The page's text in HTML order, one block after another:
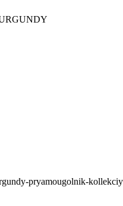
pryamougolnik-